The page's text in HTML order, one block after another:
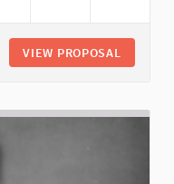
VIEW PROPOSAL